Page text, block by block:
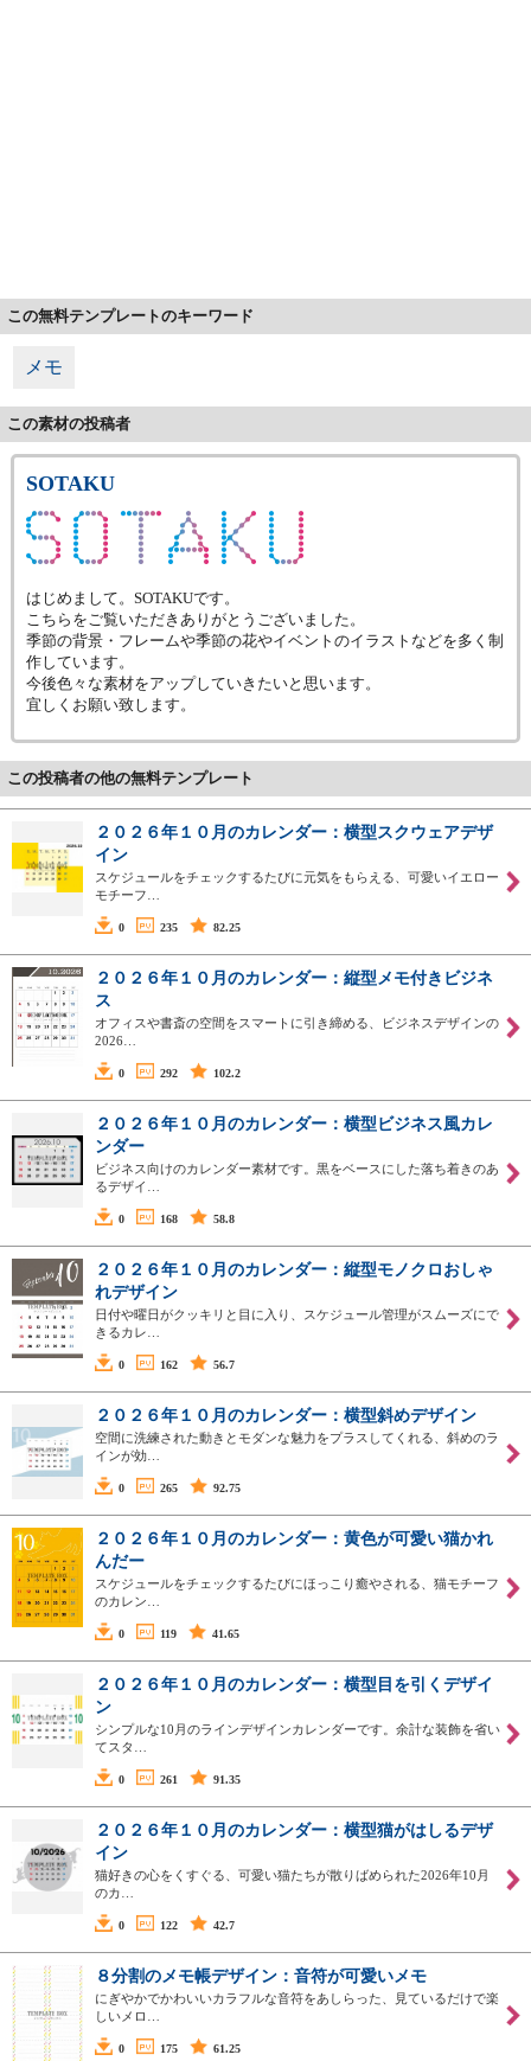
この無料テンプレートのキーワード
メモ
この素材の投稿者
SOTAKU
はじめまして。SOTAKUです。
こちらをご覧いただきありがとうございました。
季節の背景・フレームや季節の花やイベントのイラストなどを多く制
作しています。
今後色々な素材をアップしていきたいと思います。
宜しくお願い致します。
この投稿者の他の無料テンプレート
２０２６年１０月のカレンダー：横型スクウェアデザ
イン
スケジュールをチェックするたびに元気をもらえる、可愛いイエロー
モチーフ…
0 235 82.25
２０２６年１０月のカレンダー：縦型メモ付きビジネ
ス
オフィスや書斎の空間をスマートに引き締める、ビジネスデザインの
2026…
0 292 102.2
２０２６年１０月のカレンダー：横型ビジネス風カレ
ンダー
ビジネス向けのカレンダー素材です。黒をベースにした落ち着きのあ
るデザイ…
0 168 58.8
２０２６年１０月のカレンダー：縦型モノクロおしゃ
れデザイン
日付や曜日がクッキリと目に入り、スケジュール管理がスムーズにで
きるカレ…
0 162 56.7
２０２６年１０月のカレンダー：横型斜めデザイン
空間に洗練された動きとモダンな魅力をプラスしてくれる、斜めのラ
インが効…
0 265 92.75
２０２６年１０月のカレンダー：黄色が可愛い猫かれ
んだー
スケジュールをチェックするたびにほっこり癒やされる、猫モチーフ
のカレン…
0 119 41.65
２０２６年１０月のカレンダー：横型目を引くデザイ
ン
シンプルな10月のラインデザインカレンダーです。余計な装飾を省い
てスタ…
0 261 91.35
２０２６年１０月のカレンダー：横型猫がはしるデザ
イン
猫好きの心をくすぐる、可愛い猫たちが散りばめられた2026年10月
のカ…
0 122 42.7
８分割のメモ帳デザイン：音符が可愛いメモ
にぎやかでかわいいカラフルな音符をあしらった、見ているだけで楽
しいメロ…
0 175 61.25